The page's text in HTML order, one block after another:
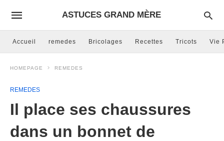
ASTUCES GRAND MÈRE
Accueil remedes Bricolages Recettes Tricots Vie
HOMEPAGE REMEDES
REMEDES
Il place ses chaussures
dans un bonnet de